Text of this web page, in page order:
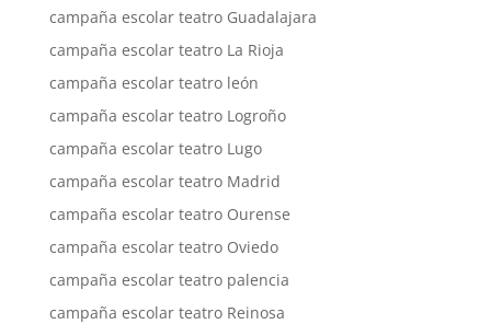
campaña escolar teatro Guadalajara
campaña escolar teatro La Rioja
campaña escolar teatro león
campaña escolar teatro Logroño
campaña escolar teatro Lugo
campaña escolar teatro Madrid
campaña escolar teatro Ourense
campaña escolar teatro Oviedo
campaña escolar teatro palencia
campaña escolar teatro Reinosa